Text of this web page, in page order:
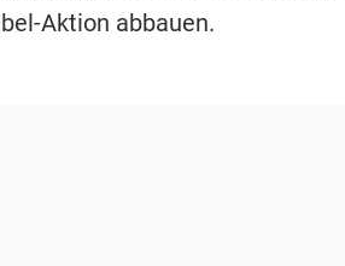
Aktion abbauen.